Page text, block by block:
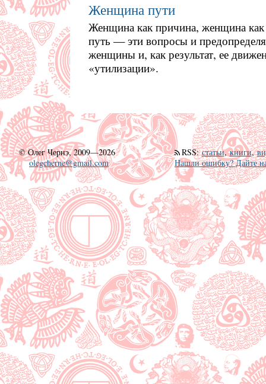
Женщина пути
Женщина как причина, женщина как
путь — эти вопросы и
женщины и, как результат, ее
«утилизации».
©Олег Чернэ, 2009—2026
olegcherne@gmail.com
RSS:статьи,книги,
Нашли ошибку? Дайте